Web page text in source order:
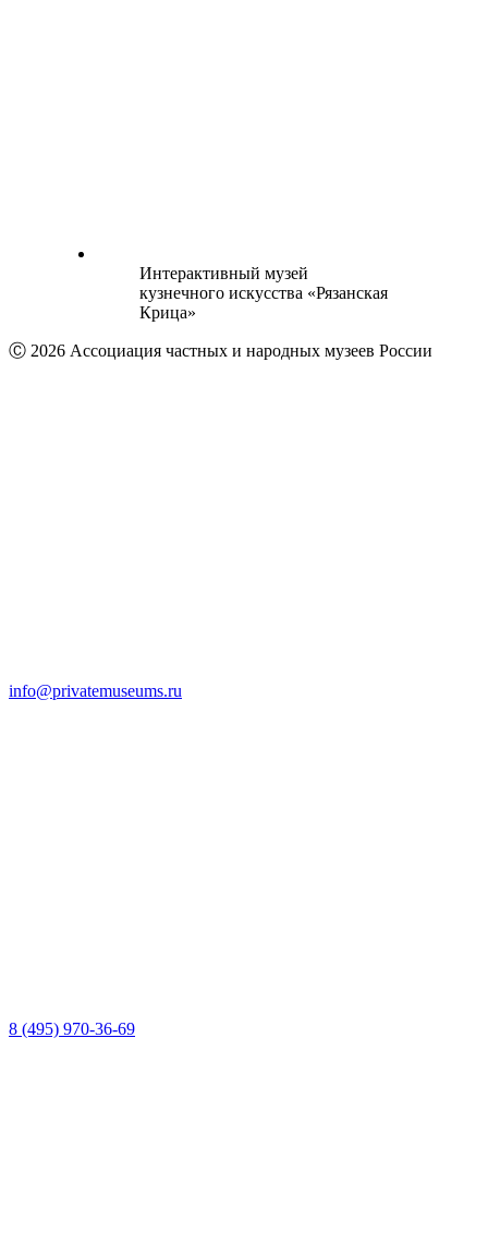
Интерактивный музей
кузнечного искусства «Рязанская
Крица»
Ⓒ 2026 Ассоциация частных и народных музеев России
info@privatemuseums.ru
8 (495) 970-36-69